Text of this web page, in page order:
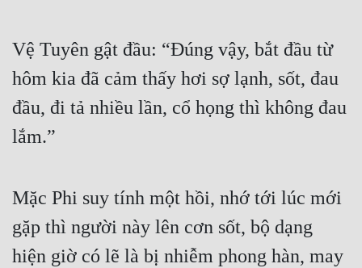
Vệ Tuyên gật đầu: “Đúng vậy, bắt đầu từ
hôm kia đã cảm thấy hơi sợ lạnh, sốt, đau
đầu, đi tả nhiều lần, cổ họng thì không đau
lắm.”
Mặc Phi suy tính một hồi, nhớ tới lúc mới
gặp thì người này lên cơn sốt, bộ dạng
hiện giờ có lẽ là bị nhiễm phong hàn, may